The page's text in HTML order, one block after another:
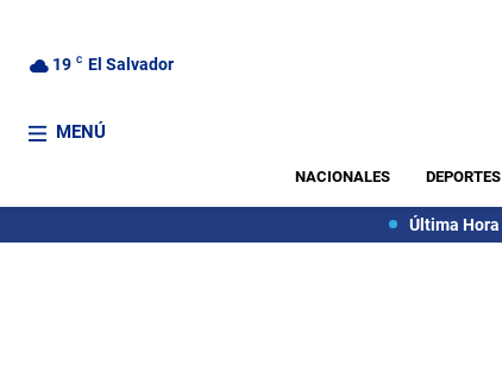
19 C El Salvador
MENÚ
NACIONALES DEPORTES
Última Hora